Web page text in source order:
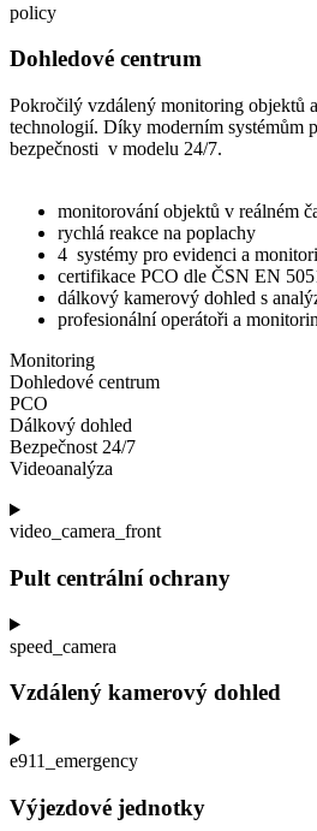
policy
Dohledové centrum
Pokročilý vzdálený monitoring objektů a
technologií. Díky moderním systémům
bezpečnosti v modelu 24/7.
monitorování objektů v reálném
rychlá reakce na poplachy
4 systémy pro evidenci a
certifikace PCO dle ČSN EN
dálkový kamerový dohled s
profesionální operátoři a
Monitoring
Dohledové centrum
PCO
Dálkový dohled
Bezpečnost 24/7
Videoanalýza
video_camera_front
Pult centrální ochrany
speed_camera
Vzdálený kamerový dohled
e911_emergency
Výjezdové jednotky